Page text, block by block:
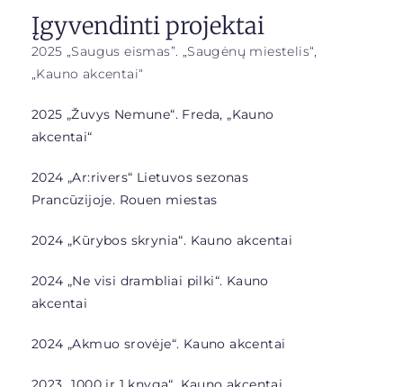
Įgyvendinti projektai
2025 „Saugus eismas”. „Saugėnų miestelis“,
„Kauno akcentai“
2025 „Žuvys Nemune“. Freda, „Kauno
akcentai“
2024 „Ar:rivers“ Lietuvos sezonas
Prancūzijoje. Rouen miestas
2024 „Kūrybos skrynia“. Kauno akcentai
2024 „Ne visi drambliai pilki“. Kauno
akcentai
2024 „Akmuo srovėje“. Kauno akcentai